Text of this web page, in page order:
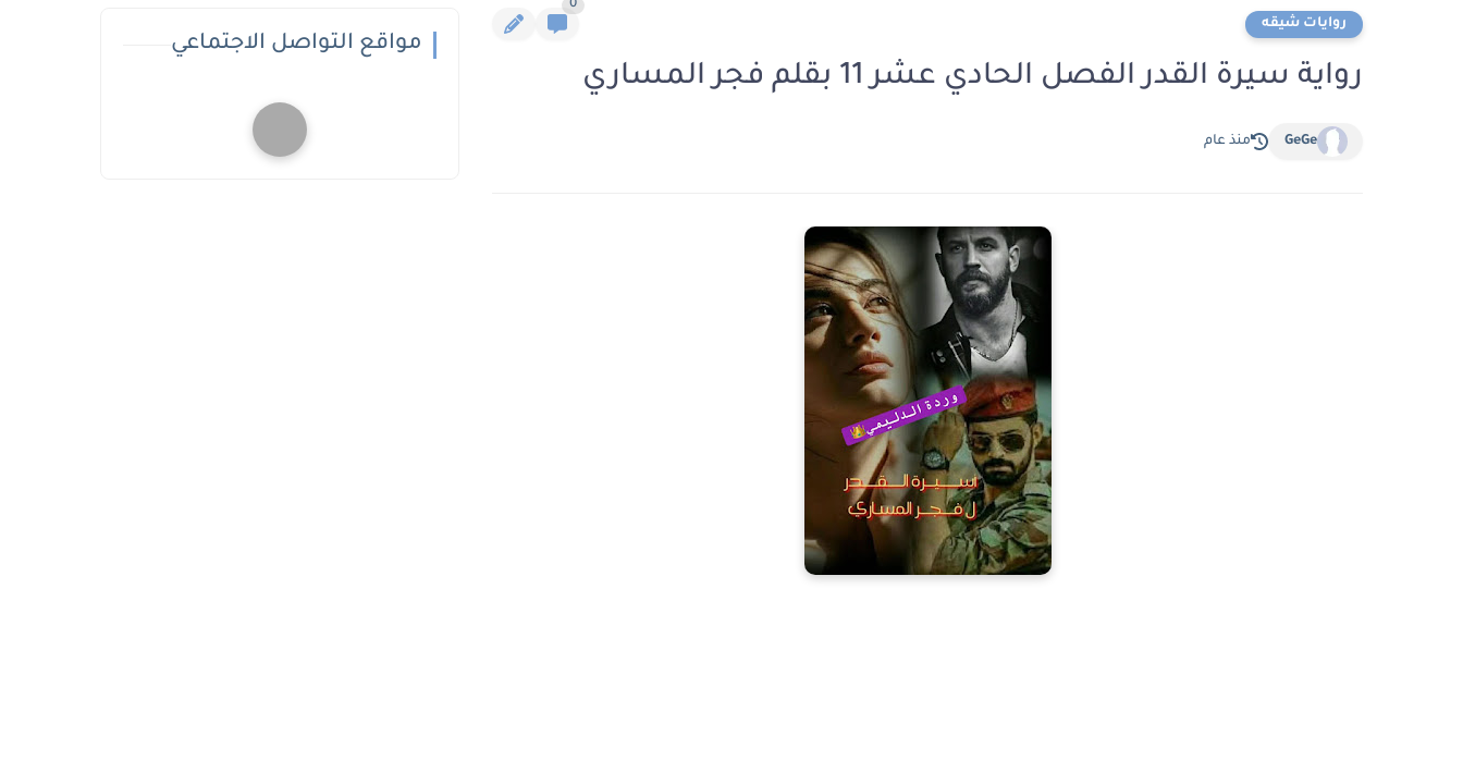
روايات شيقه
0
رواية سيرة القدر الفصل الحادي عشر 11 بقلم فجر المساري
GeGe منذ عام
مواقع التواصل الاجتماعي